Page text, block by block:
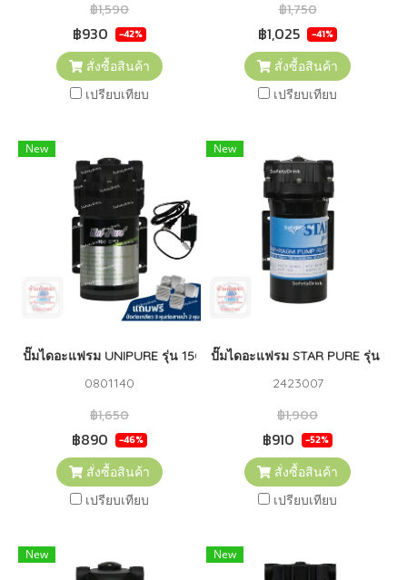
฿1,590
฿930 -42%
สั่งซื้อสินค้า
เปรียบเทียบ
฿1,750
฿1,025 -41%
สั่งซื้อสินค้า
เปรียบเทียบ
New
ปั๊มไดอะแฟรม UNIPURE รุ่น 150 GPD + Adapter 24 VDC 1.5A
0801140
฿1,650
฿890 -46%
สั่งซื้อสินค้า
เปรียบเทียบ
New
ปั๊มไดอะแฟรม STAR PURE รุ่น 100
2423007
฿1,900
฿910 -52%
สั่งซื้อสินค้า
เปรียบเทียบ
New New